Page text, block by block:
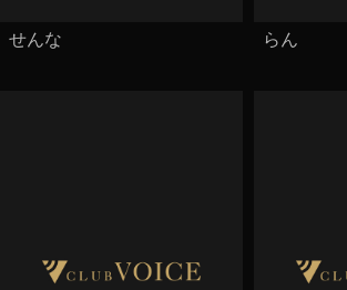
せんな らん